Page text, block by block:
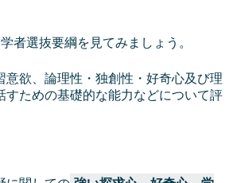
者選抜要綱を見てみましょう。
意欲、論理性・独創性・好奇心及び理
すための基礎的な能力などについて評